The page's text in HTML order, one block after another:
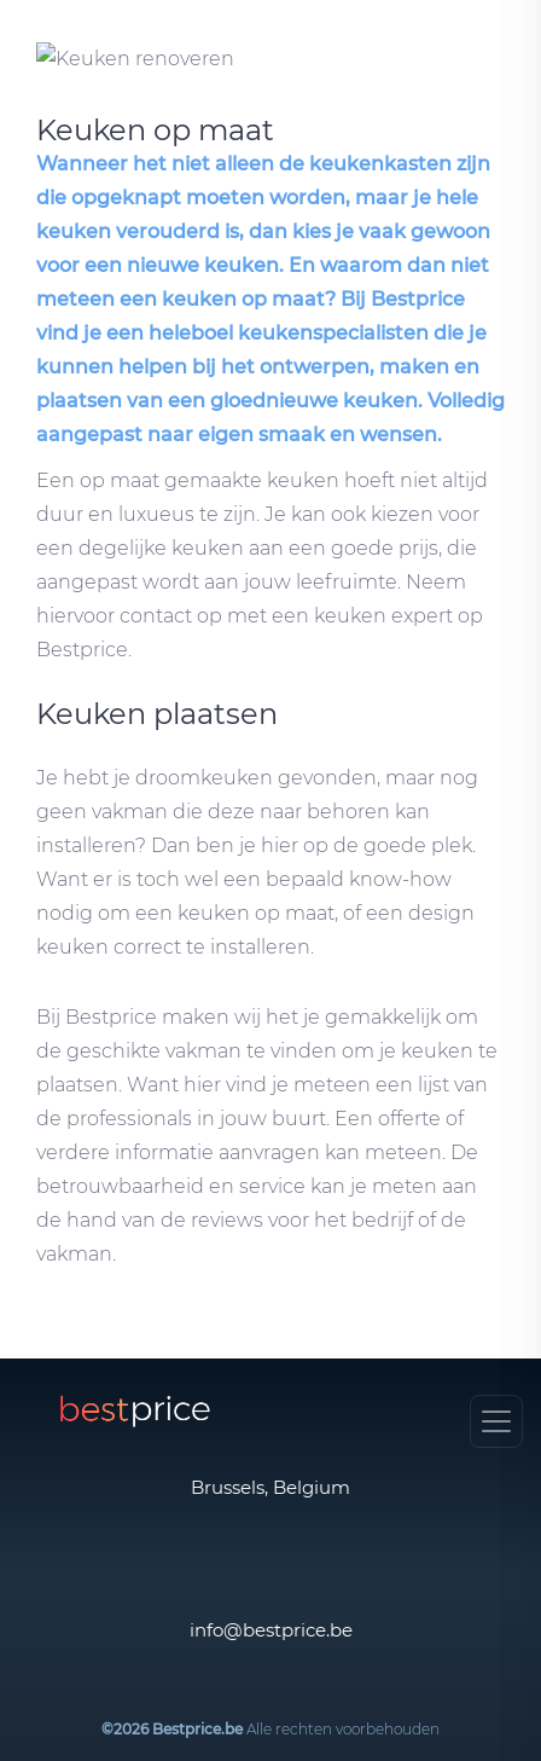
Keuken op maat
Wanneer het niet alleen de keukenkasten zijn
die opgeknapt moeten worden, maar je hele
keuken verouderd is, dan kies je vaak gewoon
voor een nieuwe keuken. En waarom dan niet
meteen een keuken op maat? Bij Bestprice
vind je een heleboel keukenspecialisten die je
kunnen helpen bij het ontwerpen, maken en
plaatsen van een gloednieuwe keuken. Volledig
aangepast naar eigen smaak en wensen.
Een op maat gemaakte keuken hoeft niet altijd
duur en luxueus te zijn. Je kan ook kiezen voor
een degelijke keuken aan een goede prijs, die
aangepast wordt aan jouw leefruimte. Neem
hiervoor contact op met een keuken expert op
Bestprice.
Keuken plaatsen
Je hebt je droomkeuken gevonden, maar nog
geen vakman die deze naar behoren kan
installeren? Dan ben je hier op de goede plek.
Want er is toch wel een bepaald know-how
nodig om een keuken op maat, of een design
keuken correct te installeren.
Bij Bestprice maken wij het je gemakkelijk om
de geschikte vakman te vinden om je keuken te
plaatsen. Want hier vind je meteen een lijst van
de professionals in jouw buurt. Een offerte of
verdere informatie aanvragen kan meteen. De
betrouwbaarheid en service kan je meten aan
de hand van de reviews voor het bedrijf of de
vakman.
Brussels, Belgium
info@bestprice.be
©2026 Bestprice.beAlle rechten voorbehouden